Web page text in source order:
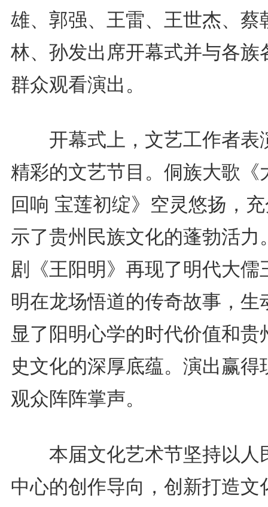
雄、郭强、王雷、王世杰、蔡
林、孙发出席开幕式并与各族
群众观看演出。
开幕式上，文艺工作者表
精彩的文艺节目。侗族大歌《
回响 宝莲初绽》空灵悠扬，
示了贵州民族文化的蓬勃活力
剧《王阳明》再现了明代大儒
明在龙场悟道的传奇故事，生
显了阳明心学的时代价值和贵
史文化的深厚底蕴。演出赢得
观众阵阵掌声。
本届文化艺术节坚持以人
中心的创作导向，创新打造文